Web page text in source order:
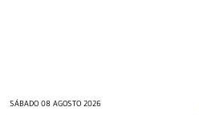
SÁBADO 08 AGOSTO 2026